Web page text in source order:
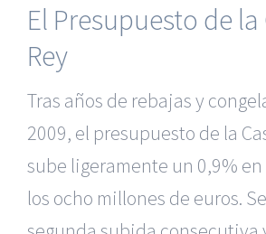
El Presupuesto de la
Rey
Tras años de rebajas y
2009, el presupuesto de la
sube ligeramente un 0,9% en
los ocho millones de euros.